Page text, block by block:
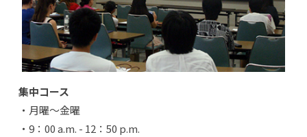
集中コース
・月曜～金曜
・9：00 a.m. - 12：50 p.m.